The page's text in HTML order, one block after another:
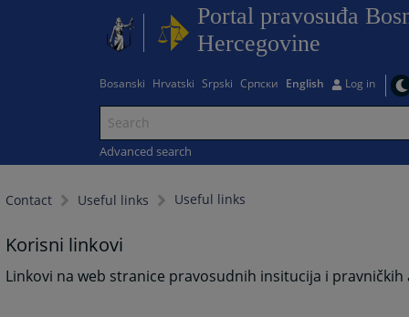
Portal pravosuđa
Hercegovine
Bosanski Hrvatski Srpski Српски English Log in
Advanced search
Contact Useful links Useful links
Korisni linkovi
Linkovi na web stranice pravosudnih insitucija i pravničkih